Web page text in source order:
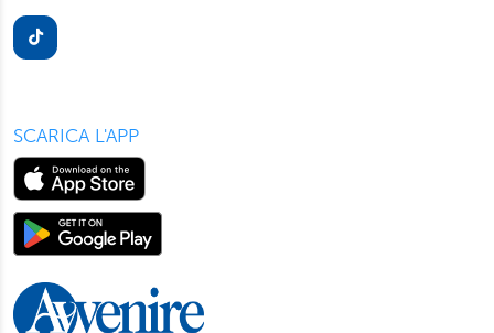
presente in ogni pagina del nostro sito. Per maggior
informazioni sul trattamento dei suoi dati visiti la nostra
SCARICA L'APP